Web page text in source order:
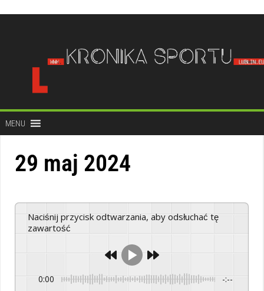
treści
MENU
29 maj 2024
Naciśnij przycisk odtwarzania, aby odsłuchać tę
zawartość
0:00 -:--